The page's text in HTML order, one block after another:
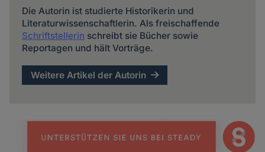
Die Autorin ist studierte Historikerin und
Literaturwissenschaftlerin. Als freischaffende
Schriftstellerin schreibt sie Bücher sowie
Reportagen und hält Vorträge.
Weitere Artikel der Autorin